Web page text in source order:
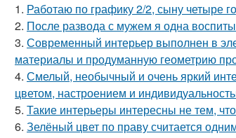
1. Работаю по графику 2/2, сыну четыре
2. После развода с мужем я одна
3. Современный интерьер выполнен в
материалы и продуманную геометрию
4. Смелый, необычный и очень яркий
цветом, настроением и
5. Такие интерьеры интересны не тем,
6. Зелёный цвет по праву считается